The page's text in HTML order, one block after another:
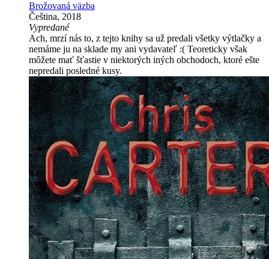
Brožovaná väzba
Čeština, 2018
Vypredané
Ach, mrzí nás to, z tejto knihy sa už predali všetky výtlačky a
nemáme ju na sklade my ani vydavateľ :( Teoreticky však
môžete mať šťastie v niektorých iných obchodoch, ktoré ešte
nepredali posledné kusy.